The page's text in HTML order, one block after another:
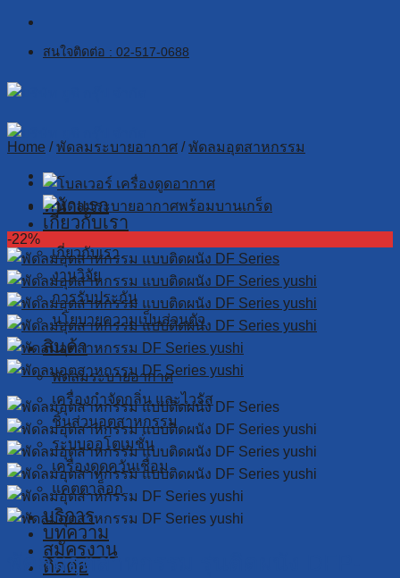
Skip
contentสนใจติดต่อ : 02-517-0688
หน้าแรก
เกี่ยวกับเรา
เกี่ยวกับเรา
งานวิจัย
การรับประกัน
นโยบายความเป็นส่วนตัว
สินค้า
พัดลมระบายอากาศ
เครื่องกำจัดกลิ่น และไวรัส
ชิ้นส่วนอุตสาหกรรม
ระบบออโตเมชั่น
เครื่องดูดควันเชื่อม
แคตตาล็อก
บริการ
บทความ
สมัครงาน
ติดต่อ
Home / พัดลมระบายอากาศ / พัดลมอุตสาหกรรม
-22%
พัดลมอุตสาหกรรม รุ่นติดผนัง DFP-